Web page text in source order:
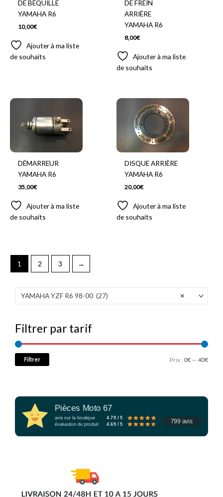
×
YAMAHA YZF R6 98-00 (27)
Filtrer par tarif
Filtrer Prix : 0€ — 40€
Pièces Moto 67
avis sur la boutique
4.79 / 5
évaluation du produit
4.69 / 5 799 avis
DE BÉQUILLE
YAMAHA R6
10,00€
Ajouter à ma liste
de souhaits
DE FREIN
ARRIÈRE
YAMAHA R6
8,00€
Ajouter à ma liste
de souhaits
DÉMARREUR
YAMAHA R6
35,00€
Ajouter à ma liste
de souhaits
DISQUE ARRIÈRE
YAMAHA R6
20,00€
Ajouter à ma liste
de souhaits
1 2 3 →